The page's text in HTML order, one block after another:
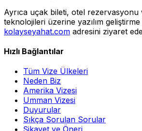
Ayrıca uçak bileti, otel rezervasyonu
teknolojileri üzerine yazılım
kolayseyahat.com adresini ziyaret
Hızlı Bağlantılar
Tüm Vize Ülkeleri
Neden Biz
Amerika Vizesi
Umman Vizesi
Duyurular
Sıkça Sorulan Sorular